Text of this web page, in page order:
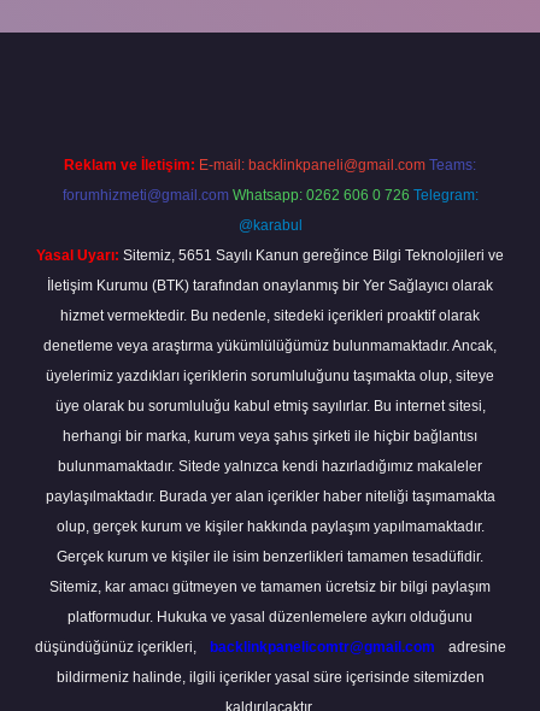
Reklam ve İletişim: E-mail: backlinkpaneli@gmail.com Teams:
forumhizmeti@gmail.com Whatsapp: 0262 606 0 726 Telegram:
@karabul
Yasal Uyarı: Sitemiz, 5651 Sayılı Kanun gereğince Bilgi Teknolojileri ve
İletişim Kurumu (BTK) tarafından onaylanmış bir Yer Sağlayıcı olarak
hizmet vermektedir. Bu nedenle, sitedeki içerikleri proaktif olarak
denetleme veya araştırma yükümlülüğümüz bulunmamaktadır. Ancak,
üyelerimiz yazdıkları içeriklerin sorumluluğunu taşımakta olup, siteye
üye olarak bu sorumluluğu kabul etmiş sayılırlar. Bu internet sitesi,
herhangi bir marka, kurum veya şahıs şirketi ile hiçbir bağlantısı
bulunmamaktadır. Sitede yalnızca kendi hazırladığımız makaleler
paylaşılmaktadır. Burada yer alan içerikler haber niteliği taşımamakta
olup, gerçek kurum ve kişiler hakkında paylaşım yapılmamaktadır.
Gerçek kurum ve kişiler ile isim benzerlikleri tamamen tesadüfidir.
Sitemiz, kar amacı gütmeyen ve tamamen ücretsiz bir bilgi paylaşım
platformudur. Hukuka ve yasal düzenlemelere aykırı olduğunu
düşündüğünüz içerikleri,
backlinkpanelicomtr@gmail.com
adresine
bildirmeniz halinde, ilgili içerikler yasal süre içerisinde sitemizden
kaldırılacaktır.